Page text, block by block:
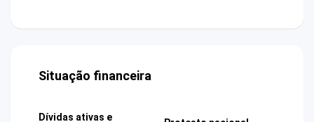
Situação financeira
Dívidas ativas e